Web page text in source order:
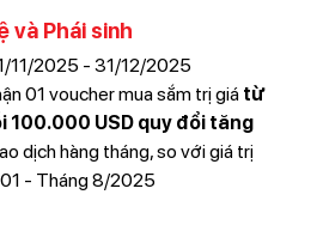
và Phái sinh
11/2025 - 31/12/2025
01 voucher mua sắm trị giá từ
100.000 USD quy đổi tăng
dịch hàng tháng, so với giá trị
- Tháng 8/2025